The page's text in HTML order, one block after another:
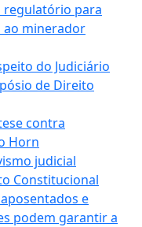
regulatório para
ao minerador
do Judiciário
de Direito
contra
Horn
judicial
Constitucional
e
podem garantir a